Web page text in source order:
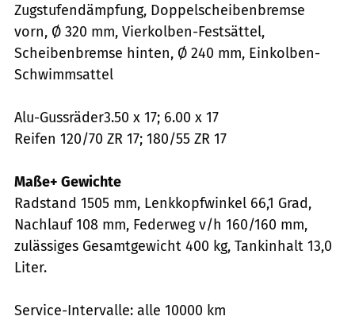
Zugstufendämpfung, Doppelscheibenbremse
vorn, Ø 320 mm, Vierkolben-Festsättel,
Scheibenbremse hinten, Ø 240 mm, Einkolben-
Schwimmsattel
Alu-Gussräder3.50 x 17; 6.00 x 17
Reifen 120/70 ZR 17; 180/55 ZR 17
Maße+ Gewichte
Radstand 1505 mm, Lenkkopfwinkel 66,1 Grad,
Nachlauf 108 mm, Federweg v/h 160/160 mm,
zulässiges Gesamtgewicht 400 kg, Tankinhalt 13,0
Liter.
Service-Intervalle: alle 10000 km